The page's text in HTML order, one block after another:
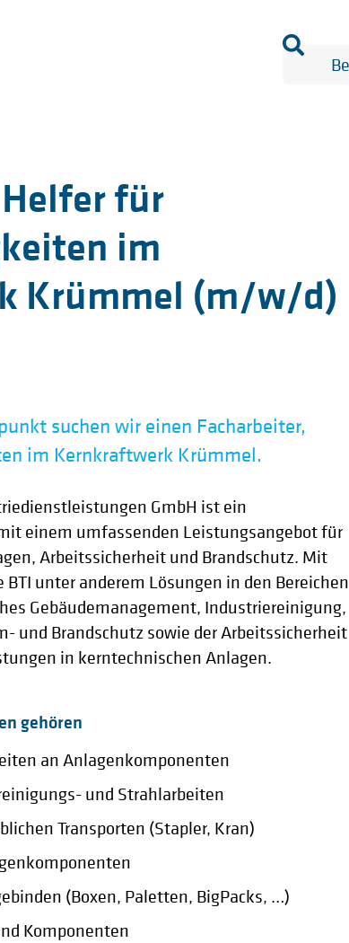
für
im
Krümmel (m/w/d)
suchen wir einen Facharbeiter,
im Kernkraftwerk Krümmel.
GmbH ist ein
einem umfassenden Leistungsangebot für
Arbeitssicherheit und Brandschutz. Mit
unter anderem Lösungen in den Bereichen
Gebäudemanagement, Industriereinigung,
und Brandschutz sowie der Arbeitssicherheit
in kerntechnischen Anlagen.
gehören
an Anlagenkomponenten
und Strahlarbeiten
Transporten (Stapler, Kran)
(Boxen, Paletten, BigPacks, …)
Komponenten